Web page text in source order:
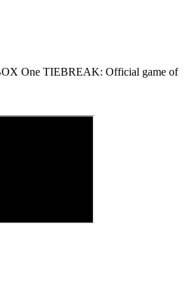
One TIEBREAK: Official game of